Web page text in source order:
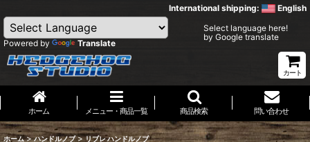
International shipping: English
Powered by Translate
Select language here!
by Google translate
カート
ホーム メニュー・商品一覧 商品検索 問い合わせ
ホーム > ハンドルノブ > リブレ ハンドルノブ